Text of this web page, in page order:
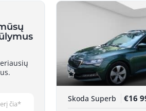
Skoda Superb €16